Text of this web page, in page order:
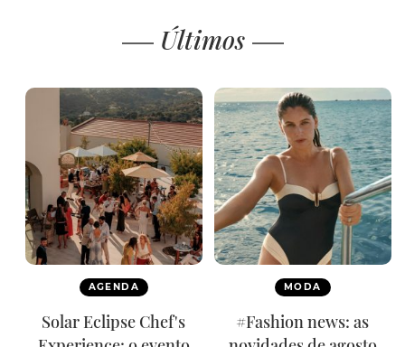
Últimos
AGENDA
Solar Eclipse Chef's
MODA
#Fashion news: as